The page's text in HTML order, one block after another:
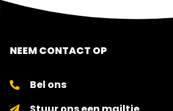
NEEM CONTACT OP
Bel ons